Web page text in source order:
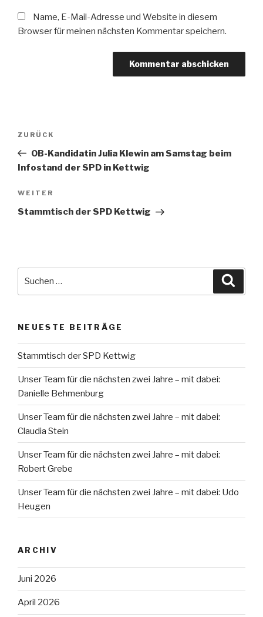
Name, E-Mail-Adresse und Website in diesem
Browser für meinen nächsten Kommentar speichern.
Beitragsnavigation
Vorheriger
Beitrag
ZURÜCK
OB-Kandidatin Julia Klewin am Samstag beim
Infostand der SPD in Kettwig
Nächster
Beitrag
WEITER
Stammtisch der SPD Kettwig
NEUESTE BEITRÄGE
Stammtisch der SPD Kettwig
Unser Team für die nächsten zwei Jahre – mit dabei:
Danielle Behmenburg
Unser Team für die nächsten zwei Jahre – mit dabei:
Claudia Stein
Unser Team für die nächsten zwei Jahre – mit dabei:
Robert Grebe
Unser Team für die nächsten zwei Jahre – mit dabei: Udo
Heugen
ARCHIV
Juni 2026
April 2026